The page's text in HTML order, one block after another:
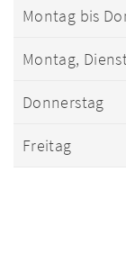
Montag bis
Montag,
Donnerstag
Freitag